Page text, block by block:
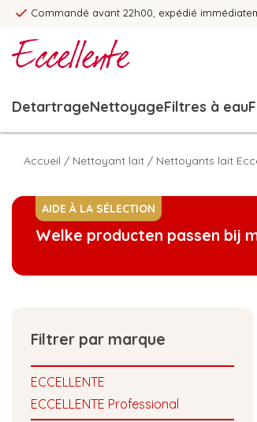
Commandé avant 22h00, expédié
DetartrageNettoyageFiltres à eau
Accueil / Nettoyant lait / Nettoyants lait
AIDE À LA SÉLECTION
Welke producten passen bij
Filtrer par marque
ECCELLENTE
ECCELLENTE Professional